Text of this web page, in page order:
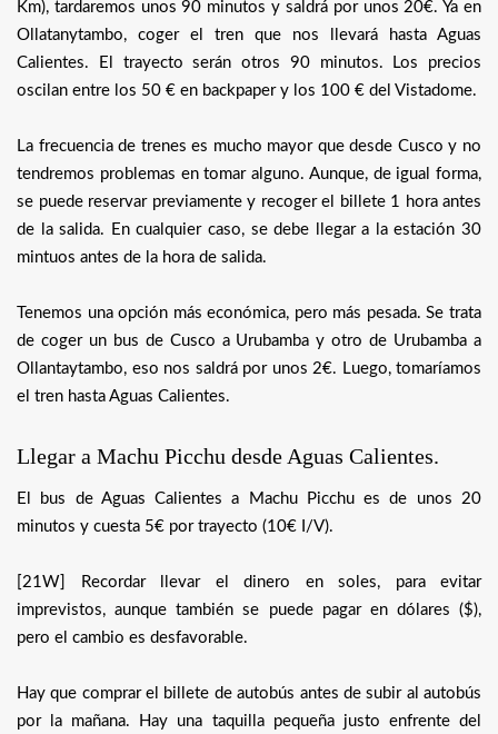
Km), tardaremos unos 90 minutos y saldrá por unos 20€. Ya en
Ollatanytambo, coger el tren que nos llevará hasta Aguas
Calientes. El trayecto serán otros 90 minutos. Los precios
oscilan entre los 50 € en backpaper y los 100 € del Vistadome.
La frecuencia de trenes es mucho mayor que desde Cusco y no
tendremos problemas en tomar alguno. Aunque, de igual forma,
se puede reservar previamente y recoger el billete 1 hora antes
de la salida. En cualquier caso, se debe llegar a la estación 30
mintuos antes de la hora de salida.
Tenemos una opción más económica, pero más pesada. Se trata
de coger un bus de Cusco a Urubamba y otro de Urubamba a
Ollantaytambo, eso nos saldrá por unos 2€. Luego, tomaríamos
el tren hasta Aguas Calientes.
Llegar a Machu Picchu desde Aguas Calientes.
El bus de Aguas Calientes a Machu Picchu es de unos 20
minutos y cuesta 5€ por trayecto (10€ I/V).
[21W] Recordar llevar el dinero en soles, para evitar
imprevistos, aunque también se puede pagar en dólares ($),
pero el cambio es desfavorable.
Hay que comprar el billete de autobús antes de subir al autobús
por la mañana. Hay una taquilla pequeña justo enfrente del